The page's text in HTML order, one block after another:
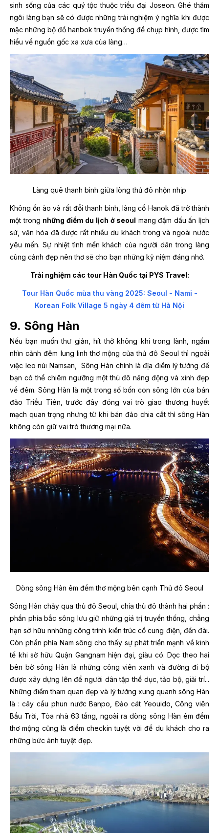
sinh sống của các quý tộc thuộc triều đại Joseon. Ghé thăm
ngôi làng bạn sẽ có được những trải nghiệm ý nghĩa khi được
mặc những bộ đồ hanbok truyền thống để chụp hình, được tìm
hiểu về nguồn gốc xa xưa của làng…
Làng quê thanh bình giữa lòng thủ đô nhộn nhịp
Không ồn ào và rất đỗi thanh bình, làng cổ Hanok đã trở thành
một trong những điểm du lịch ở seoul mang đậm dấu ấn lịch
sử, văn hóa đã được rất nhiều du khách trong và ngoài nước
yêu mến. Sự nhiệt tình mến khách của người dân trong làng
cùng cảnh đẹp nên thơ sẽ cho bạn những kỷ niệm đáng nhớ.
Trải nghiệm các tour Hàn Quốc tại PYS Travel:
Tour Hàn Quốc mùa thu vàng 2025: Seoul - Nami -
Korean Folk Village 5 ngày 4 đêm từ Hà Nội
9. Sông Hàn
Nếu bạn muốn thư giản, hít thở không khí trong lành, ngắm
nhìn cảnh đêm lung linh thơ mộng của thủ đô Seoul thì ngoài
việc leo núi Namsan, Sông Hàn chính là địa điểm lý tưởng để
bạn có thể chiêm ngưỡng một thủ đô năng động và xinh đẹp
về đêm. Sông Hàn là một trong số bốn con sông lớn của bán
đảo Triều Tiên, trước đây đóng vai trò giao thương huyết
mạch quan trọng nhưng từ khi bán đảo chia cắt thì sông Hàn
không còn giữ vai trò thương mại nữa.
Dòng sông Hàn êm đềm thơ mộng bên cạnh Thủ đô Seoul
Sông Hàn chảy qua thủ đô Seoul, chia thủ đô thành hai phần :
phần phía bắc sông lưu giữ những giá trị truyền thống, chẳng
hạn sở hữu nnhững công trình kiến trúc cổ cung điện, đền đài.
Còn phần phía Nam sông cho thấy sự phát triển mạnh về kinh
tế khi sở hữu Quận Gangnam hiện đại, giàu có. Dọc theo hai
bên bờ sông Hàn là những công viên xanh và đường đi bộ
được xây dựng lên để người dân tập thể dục, tảo bộ, giải trí...
Những điểm tham quan đẹp và lý tưởng xung quanh sông Hàn
là : cây cầu phun nước Banpo, Đảo cát Yeouido, Công viên
Bầu Trời, Tòa nhà 63 tầng, ngoài ra dòng sông Hàn êm đềm
thơ mộng cũng là điểm checkin tuyệt vời để du khách cho ra
những bức ảnh tuyệt đẹp.